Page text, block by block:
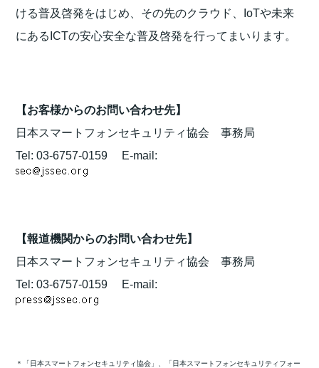
ける普及啓発をはじめ、その先のクラウド、IoTや未来
にあるICTの安心安全な普及啓発を行ってまいります。
【お客様からのお問い合わせ先】
日本スマートフォンセキュリティ協会 事務局
Tel: 03-6757-0159 E-mail:
【報道機関からのお問い合わせ先】
日本スマートフォンセキュリティ協会 事務局
Tel: 03-6757-0159 E-mail:
＊「日本スマートフォンセキュリティ協会」、「日本スマートフォンセキュリティフォー